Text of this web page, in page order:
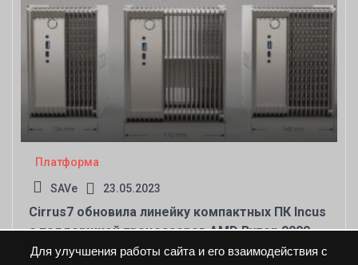
Для улучшения работы сайта и его взаимодействия с
Платформа
SAVe 23.05.2023
Cirrus7 обновила линейку компактных ПК Incus
с поддержкой процессоров AMD Ryzen 9000